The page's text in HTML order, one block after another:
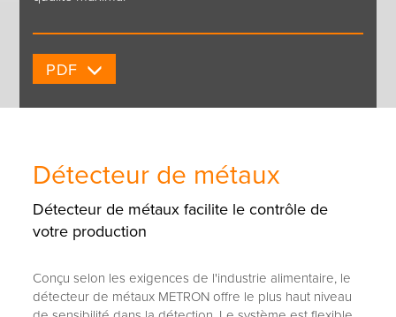
PDF
Détecteur de métaux
Détecteur de métaux facilite le contrôle de
votre production
Conçu selon les exigences de l'industrie alimentaire, le
détecteur de métaux METRON offre le plus haut niveau